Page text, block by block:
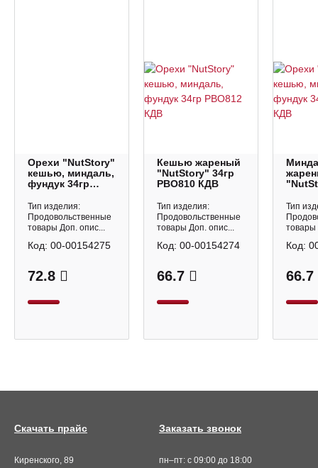
Орехи "NutStory"
кешью, миндаль,
фундук 34гр
Тип изделия:
Продовольственные
товары Доп. опис...
72.8
Код: 00-00154275
Кешью жареный
"NutStory" 34гр
РВО810 КДВ
Тип изделия:
Продовольственные
товары Доп. опис...
66.7
Код: 00-00154274
Тип
товары
66.7
Код:
Киренского, 89 пн–пт: с 09:00 до 18:00
Заказать звонок
Скачать прайс